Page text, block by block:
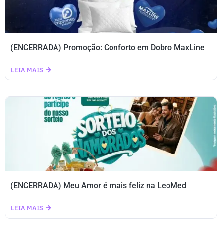
(ENCERRADA) Promoção: Conforto em Dobro MaxLine
LEIA MAIS
(ENCERRADA) Meu Amor é mais feliz na LeoMed
LEIA MAIS